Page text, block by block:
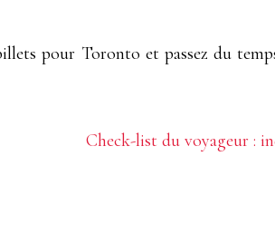
pour Toronto et passez du
Check-list du voyageur :